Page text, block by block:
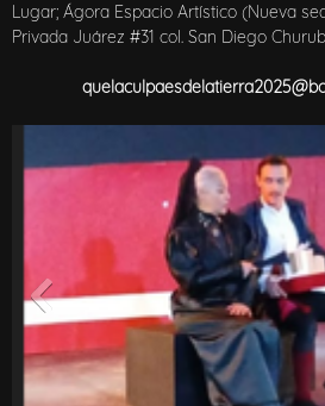
Lugar; Ágora Espacio Artístico (Nueva
Privada Juárez #31 col. San Diego